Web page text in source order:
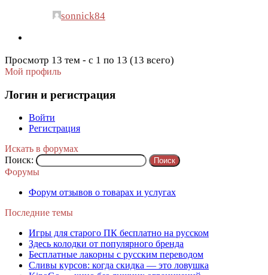
sonnick84
Просмотр 13 тем - с 1 по 13 (13 всего)
Мой профиль
Логин и регистрация
Войти
Регистрация
Искать в форумах
Поиск:
Форумы
Форум отзывов о товарах и услугах
Последние темы
Игры для старого ПК бесплатно на русском
Здесь колодки от популярного бренда
Бесплатные лакорны с русским переводом
Сливы курсов: когда скидка — это ловушка